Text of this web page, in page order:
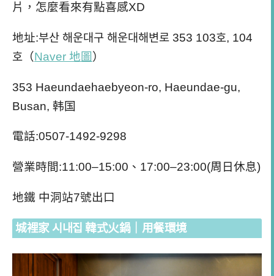
片，怎麼看來有點喜感XD
地址:부산 해운대구 해운대해변로 353 103호, 104
호（Naver 地圖 ）
353 Haeundaehaebyeon-ro, Haeundae-gu,
Busan, 韩国
電話:0507-1492-9298
營業時間:11:00–15:00、17:00–23:00(周日休息)
地鐵 中洞站7號出口
城裡家 시내집 韓式火鍋｜用餐環境